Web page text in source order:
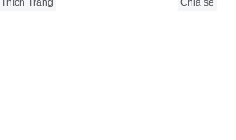
Thích Trang Chia sẻ